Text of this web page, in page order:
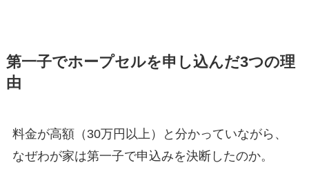
第一子でホープセルを申し込んだ3つの理
由
料金が高額（30万円以上）と分かっていながら、
なぜわが家は第一子で申込みを決断したのか。